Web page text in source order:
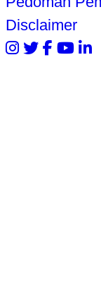
Disclaimer